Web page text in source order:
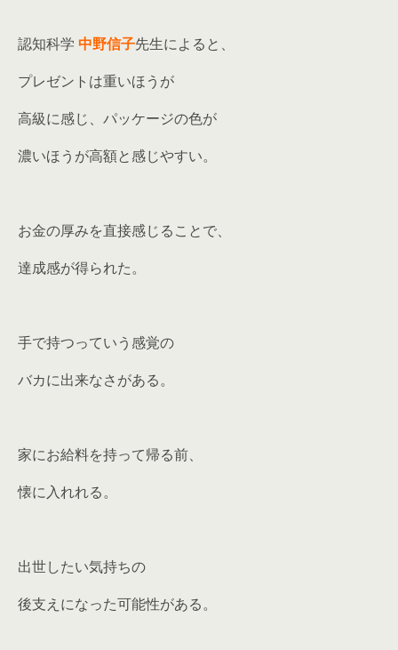
認知科学 中野信子先生によると、
プレゼントは重いほうが
高級に感じ、パッケージの色が
濃いほうが高額と感じやすい。
お金の厚みを直接感じることで、
達成感が得られた。
手で持つっていう感覚の
バカに出来なさがある。
家にお給料を持って帰る前、
懐に入れれる。
出世したい気持ちの
後支えになった可能性がある。